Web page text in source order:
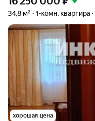
34,8 м² 1-комн. квартира
хорошая цена